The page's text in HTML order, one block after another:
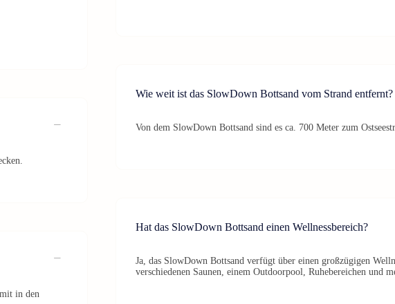
in den
Wie weit ist das SlowDown Bottsand vom Strand entfernt?
Von dem SlowDown Bottsand sind es ca. 700 Meter zum
Hat das SlowDown Bottsand einen Wellnessbereich?
Ja, das SlowDown Bottsand verfügt über einen großzügigen
verschiedenen Saunen, einem Outdoorpool, Ruhebereichen und